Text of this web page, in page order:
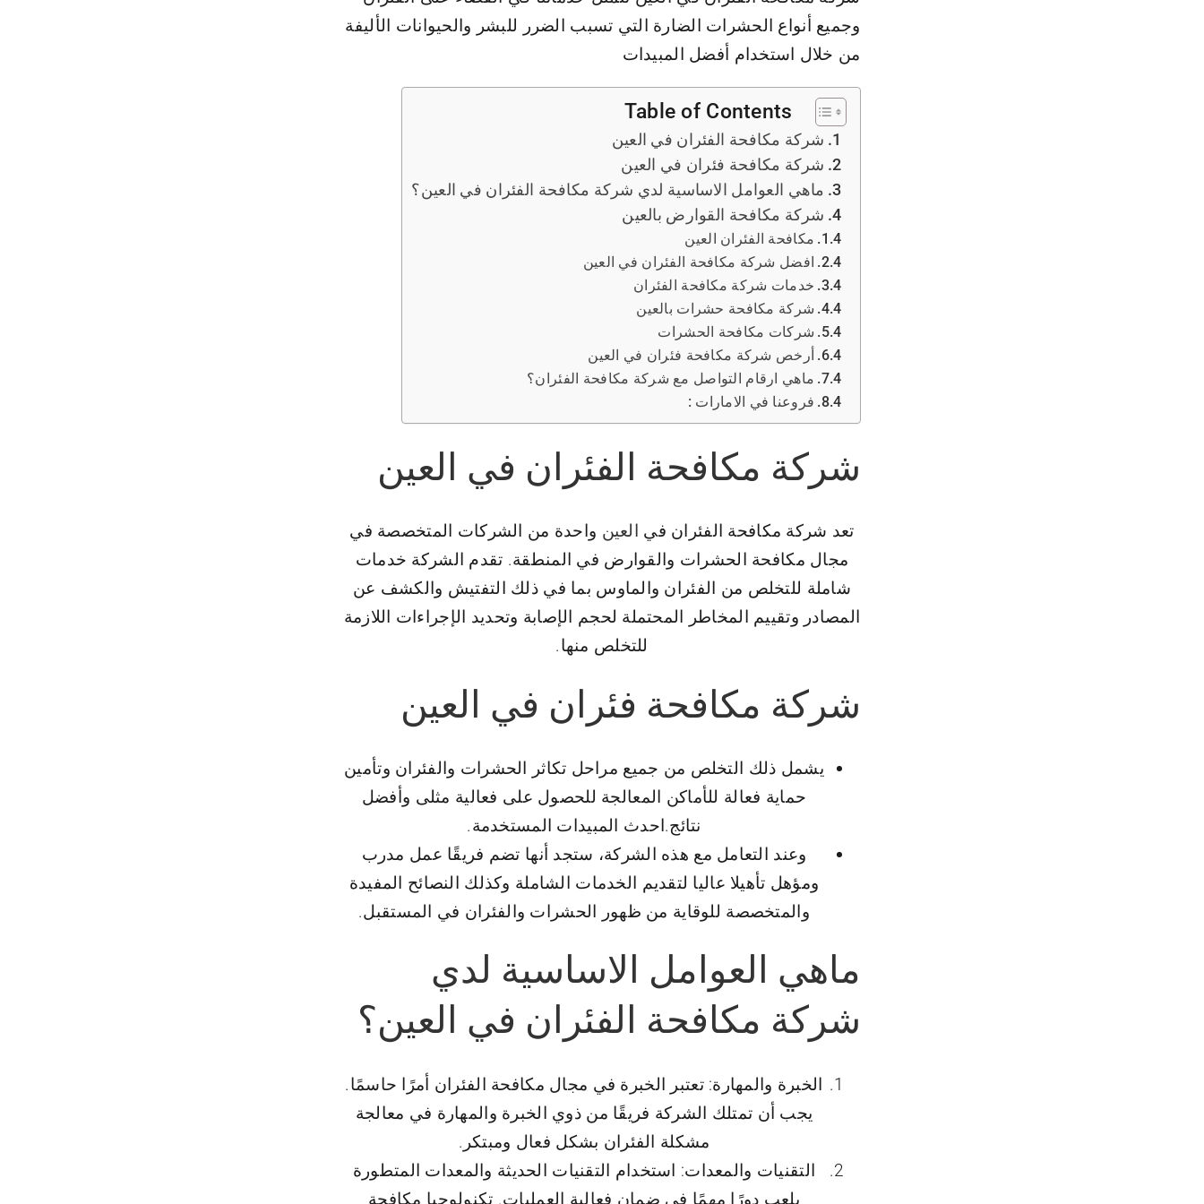
وجميع أنواع الحشرات الضارة التي تسبب الضرر للبشر والحيوانات الأليفة
من خلال استخدام أفضل المبيدات
Table of Contents
شركة مكافحة الفئران في العين
شركة مكافحة فئران في العين
ماهي العوامل الاساسية لدي شركة مكافحة الفئران في العين؟
شركة مكافحة القوارض بالعين
مكافحة الفئران العين
افضل شركة مكافحة الفئران في العين
خدمات شركة مكافحة الفئران
شركة مكافحة حشرات بالعين
شركات مكافحة الحشرات
أرخص شركة مكافحة فئران في العين
ماهي ارقام التواصل مع شركة مكافحة الفئران؟
فروعنا في الامارات :
شركة مكافحة الفئران في العين
تعد شركة مكافحة الفئران في العين واحدة من الشركات المتخصصة في
مجال مكافحة الحشرات والقوارض في المنطقة. تقدم الشركة خدمات
شاملة للتخلص من الفئران والماوس بما في ذلك التفتيش والكشف عن
المصادر وتقييم المخاطر المحتملة لحجم الإصابة وتحديد الإجراءات اللازمة
للتخلص منها.
شركة مكافحة فئران في العين
يشمل ذلك التخلص من جميع مراحل تكاثر الحشرات والفئران وتأمين
حماية فعالة للأماكن المعالجة للحصول على فعالية مثلى وأفضل
نتائج.احدث المبيدات المستخدمة.
وعند التعامل مع هذه الشركة، ستجد أنها تضم فريقًا عمل مدرب
ومؤهل تأهيلا عاليا لتقديم الخدمات الشاملة وكذلك النصائح المفيدة
والمتخصصة للوقاية من ظهور الحشرات والفئران في المستقبل.
ماهي العوامل الاساسية لدي
شركة مكافحة الفئران في العين؟
الخبرة والمهارة: تعتبر الخبرة في مجال مكافحة الفئران أمرًا حاسمًا.
يجب أن تمتلك الشركة فريقًا من ذوي الخبرة والمهارة في معالجة
مشكلة الفئران بشكل فعال ومبتكر.
التقنيات والمعدات: استخدام التقنيات الحديثة والمعدات المتطورة
يلعب دورًا مهمًا في ضمان فعالية العمليات. تكنولوجيا مكافحة